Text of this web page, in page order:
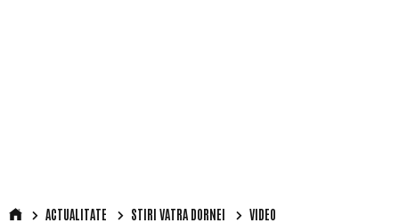
ACTUALITATE STIRI VATRA DORNEI VIDEO